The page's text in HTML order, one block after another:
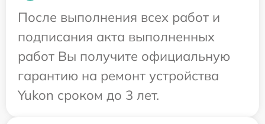
После выполнения всех работ и
подписания акта выполненных
работ Вы получите официальную
гарантию на ремонт устройства
Yukon сроком до 3 лет.